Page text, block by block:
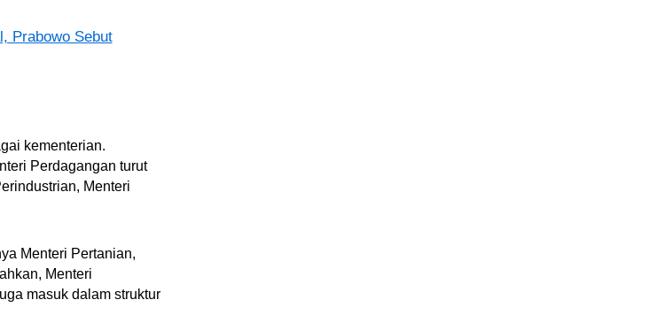
Prabowo Sebut
kementerian.
Perdagangan turut
Menteri
Menteri Pertanian,
Menteri
masuk dalam struktur